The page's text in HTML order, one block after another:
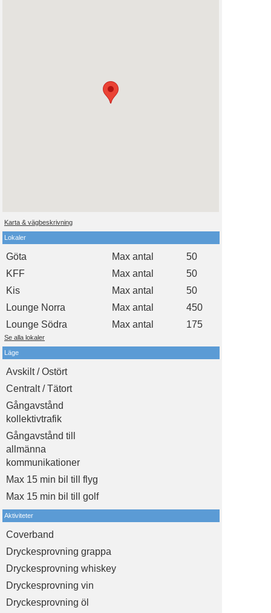
Karta & vägbeskrivning
Lokaler
Göta Max antal
50
KFF
Max antal
50
Kis
Max antal
50
Lounge Norra
Max antal
450
Lounge Södra
Max antal 175
Se alla lokaler
Läge
Avskilt / Ostört
Centralt / Tätort
Gångavstånd
kollektivtrafik
Gångavstånd till
allmänna
kommunikationer
Max 15 min bil till flyg
Max 15 min bil till golf
Aktiviteter
Coverband
Dryckesprovning grappa
Dryckesprovning whiskey
Dryckesprovning vin
Dryckesprovning öl